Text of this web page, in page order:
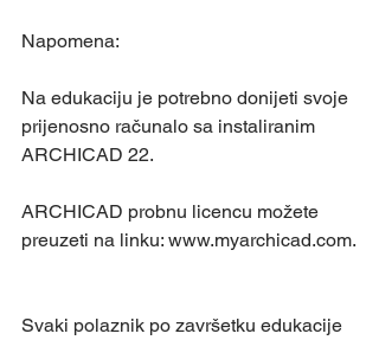
Napomena:
Na edukaciju je potrebno donijeti svoje
prijenosno računalo sa instaliranim
ARCHICAD 22.
ARCHICAD probnu licencu možete
preuzeti na linku: www.myarchicad.com.
Svaki polaznik po završetku edukacije